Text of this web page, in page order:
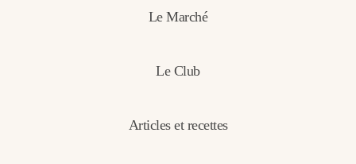
Le Marché
Le Club
Articles et recettes